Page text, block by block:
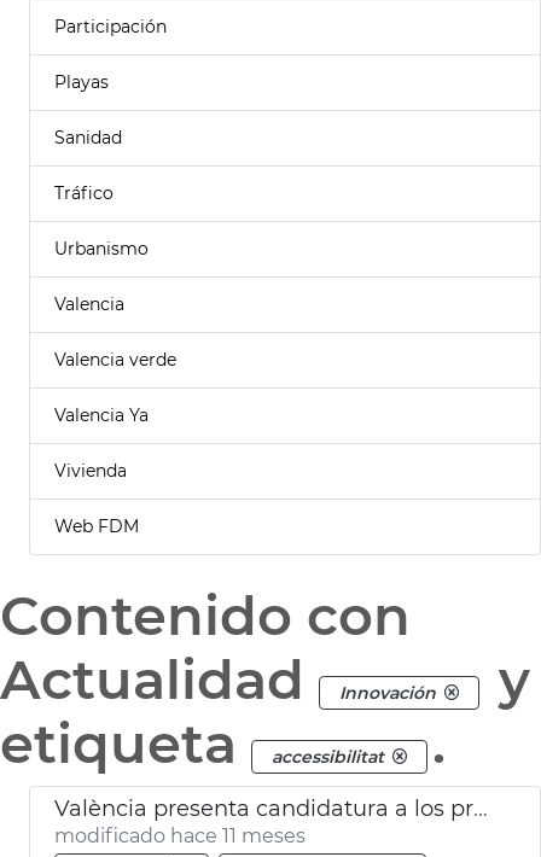
Participación
Playas
Sanidad
Tráfico
Urbanismo
Valencia
Valencia verde
Valencia Ya
Vivienda
Web FDM
Contenido con
Actualidad
Innovación
y
etiqueta
accessibilitat .
València presenta candidatura a los premios europeos de accesibilidad
modificado hace 11 meses